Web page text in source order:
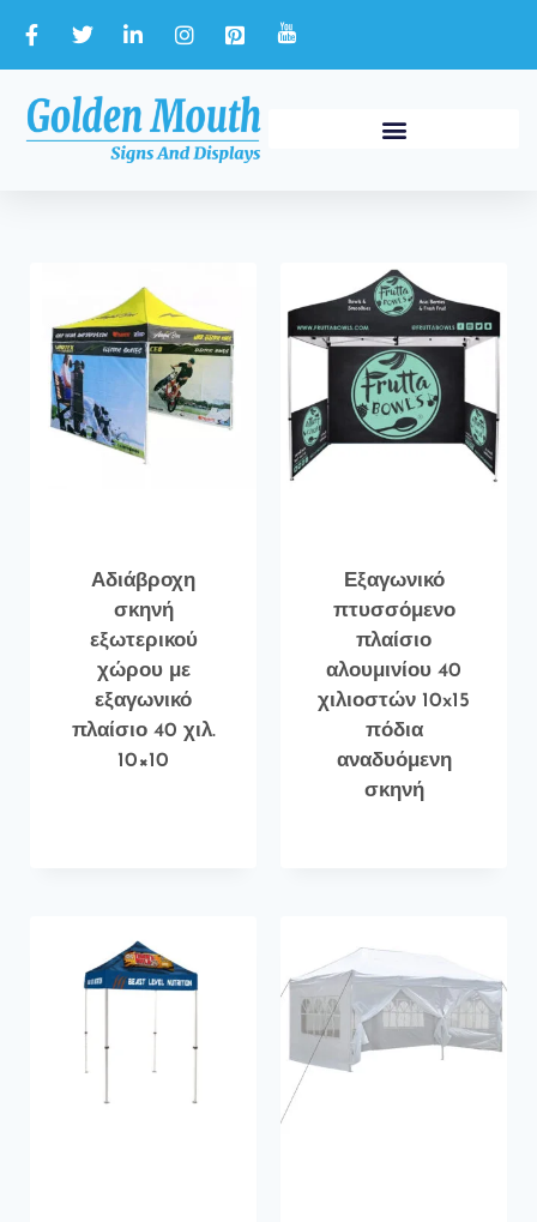
Αδιάβροχη
σκηνή
εξωτερικού
χώρου με
εξαγωνικό
πλαίσιο 40 χιλ.
10×10
Εξαγωνικό
πτυσσόμενο
πλαίσιο
αλουμινίου 40
χιλιοστών 10x15
πόδια
αναδυόμενη
σκηνή